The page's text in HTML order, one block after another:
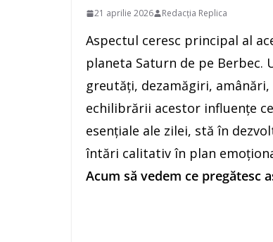
21 aprilie 2026 Redacția Replica
Aspectul ceresc principal al
planeta Saturn de pe
greutăţi, dezamăgiri,
echilibrării acestor influenţe
esenţiale ale zilei, stă în
întări calitativ în plan
Acum să vedem ce pregătesc